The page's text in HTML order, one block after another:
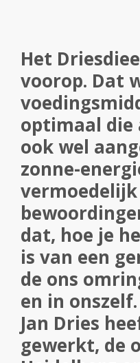
Het
voorop. Dat
optimaal die
ook wel
zonne-
dat, hoe je
is van een
de ons
en in onszelf.
Jan Dries
gewerkt, de